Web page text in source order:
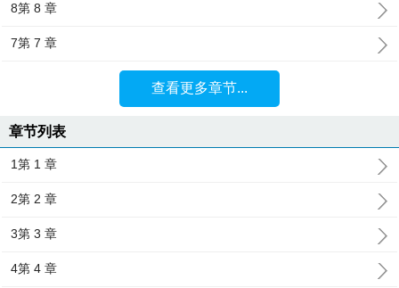
8第 8 章
7第 7 章
查看更多章节...
章节列表
1第 1 章
2第 2 章
3第 3 章
4第 4 章